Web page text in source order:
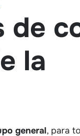
de
la
general, para